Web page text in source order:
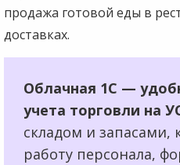
продажа готовой еды в
доставках.
Облачная 1С —
учета торговли на
складом и запасами,
работу персонала,